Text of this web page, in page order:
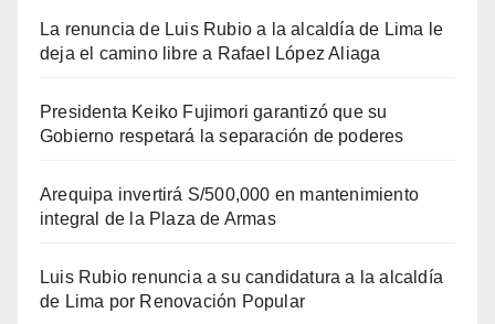
La renuncia de Luis Rubio a la alcaldía de Lima le
deja el camino libre a Rafael López Aliaga
Presidenta Keiko Fujimori garantizó que su
Gobierno respetará la separación de poderes
Arequipa invertirá S/500,000 en mantenimiento
integral de la Plaza de Armas
Luis Rubio renuncia a su candidatura a la alcaldía
de Lima por Renovación Popular